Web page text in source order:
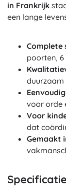
in Frankrijk
een lange
Complete
poorten, 6
voor orde
Voor
dat
Gemaakt